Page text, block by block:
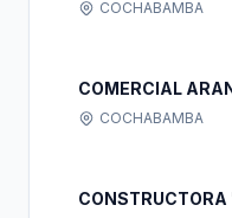
COCHABAMBA
COMERCIAL
COCHABAMBA